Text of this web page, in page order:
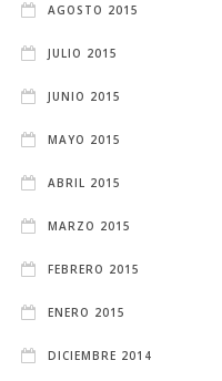
AGOSTO 2015
JULIO 2015
JUNIO 2015
MAYO 2015
ABRIL 2015
MARZO 2015
FEBRERO 2015
ENERO 2015
DICIEMBRE 2014